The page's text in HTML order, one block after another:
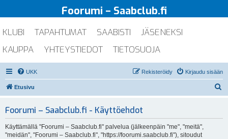
Foorumi – Saabclub.fi
KLUBI TAPAHTUMAT SAABISTI
JÄSENEKSI
KAUPPA
YHTEYSTIEDOT TIETOSUOJA
UKK Kirjaudu sisään
Rekisteröidy
Etusivu
Foorumi – Saabclub.fi - Käyttöehdot
Käyttämällä "Foorumi – Saabclub.fi" palvelua (jälkeenpäin "me", "meitä",
"meidän", "Foorumi – Saabclub.fi", "https://foorumi.saabclub.fi"), sitoudut